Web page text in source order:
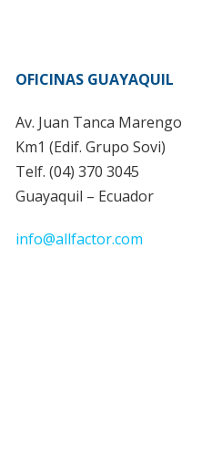
OFICINAS GUAYAQUIL
Av. Juan Tanca Marengo
Km1 (Edif. Grupo Sovi)
Telf. (04) 370 3045
Guayaquil – Ecuador
info@allfactor.com